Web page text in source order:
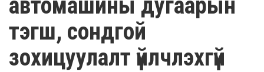
тэгш, сондгой
зохицуулалт үйлчлэхгүй